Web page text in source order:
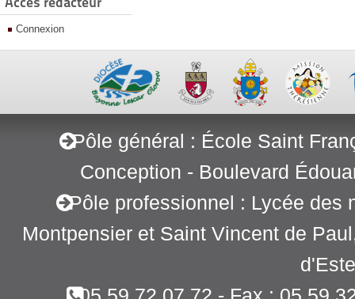
Connexion
Pôle général : École Saint
Conception - Boulevard
Pôle professionnel : Lycée des
Montpensier et Saint Vincent de